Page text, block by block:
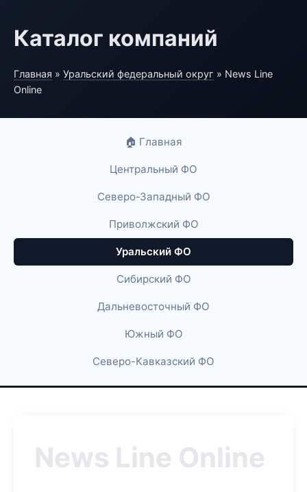
Каталог компаний
Главная » Уральский федеральный округ » News Line
Online
🏠 Главная
Центральный ФО
Северо-Западный ФО
Приволжский ФО
Уральский ФО
Сибирский ФО
Дальневосточный ФО
Южный ФО
Северо-Кавказский ФО
News Line Online